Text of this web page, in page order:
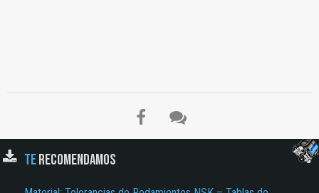
TERECOMENDAMOS